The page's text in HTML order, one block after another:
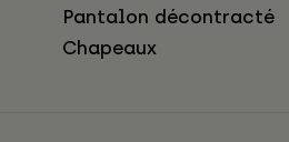
Pantalon décontracté
Chapeaux